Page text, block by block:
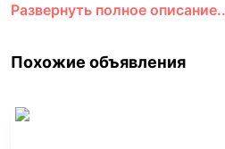
Развернуть полное
продажа! Продаю много
Похожие объявления